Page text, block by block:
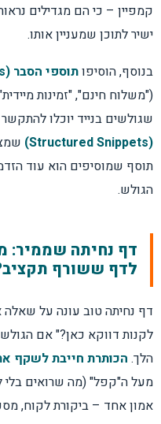
ישיר לתוכן שמעניין אותו.
בנוסף, הוסיפותוספי הסבר (Callouts)
("משלוח חינם", "זמינות
שגולשים בנייד יוכלו
(Structured Snippets)
תוסף שמוסיפים הוא עוד
הגולש.
דף נחיתה שממיר:
לדף ששורף
דף נחיתה טוב עונה על שאלה
לקנות דווקא כאן?" אם
הלך. הכותרת חייבת לשקף
מעל ה"קפל" (מה שרואים בלי
אמון אחד – ביקורת לקוח,